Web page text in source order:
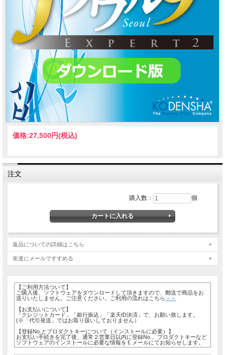
価格:27,500円(税込)
注文
購入数： 個
返品についての詳細はこちら
友達にメールですすめる
【ご利用方法ついて】
ご購入後、ソフトウェアをダウンロードして頂きますので、郵送で商品をお
送りいたしません。ご注意ください。ご利用の流れはこちら ＞＞
【お支払いについて】
「クレジットカード」「銀行振込」「楽天ID決済」で、お願い致します。
(※「代引発送」ではお取り扱いしておりません）
【登録No.とプロダクトキーについて（インストールに必要）】
お支払い手続きを完了後、通常２営業日以内に登録No.、プロダクトキーなど
ソフトウェアのインストールに必要な情報をＥメールにてお知らせします。